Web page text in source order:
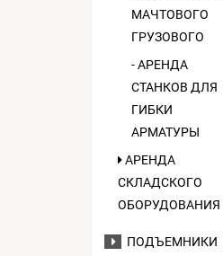
МАЧТОВОГО
ГРУЗОВОГО
- АРЕНДА
СТАНКОВ ДЛЯ
ГИБКИ
АРМАТУРЫ
АРЕНДА
СКЛАДСКОГО
ОБОРУДОВАНИЯ
ПОДЪЕМНИКИ